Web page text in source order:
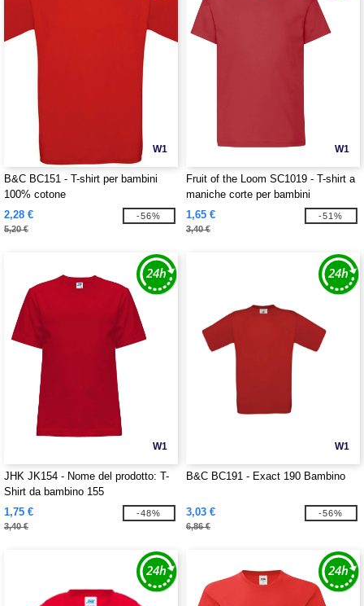
W1
B&C BC151 - T-shirt per bambini
100% cotone
2,28 €
5,20 €
-56%
W1
Fruit of the Loom SC1019 - T-shirt a
maniche corte per bambini
1,65 €
3,40 €
-51%
W1
JHK JK154 - Nome del prodotto: T-
Shirt da bambino 155
1,75 €
3,40 €
-48%
W1
B&C BC191 - Exact 190 Bambino
3,03 €
6,86 €
-56%